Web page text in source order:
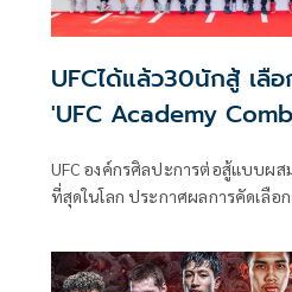
UFCได้แล้ว30นักสู้ เลื
'UFC Academy
UFC องค์กรศิลปะการต่อสู้แบบผส
ที่สุดในโลก ประกาศผลการคัดเลือก
จำนวน 30 คน จากทั้งหมด 43 คน
รูปแบบเพื่อเข้าเรียนใน UFC